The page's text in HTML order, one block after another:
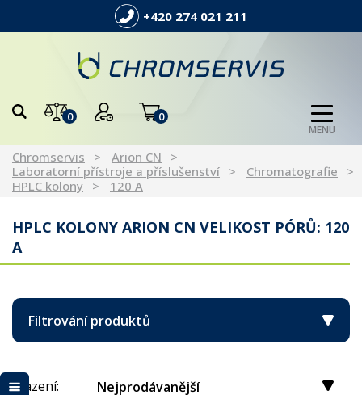
+420 274 021 211
0 0
MENU
Chromservis
Arion CN
Laboratorní přístroje a příslušenství
Chromatografie
HPLC kolony
120 A
HPLC KOLONY ARION CN VELIKOST PÓRŮ: 120
A
Filtrování produktů
Řazení: Nejprodávanější